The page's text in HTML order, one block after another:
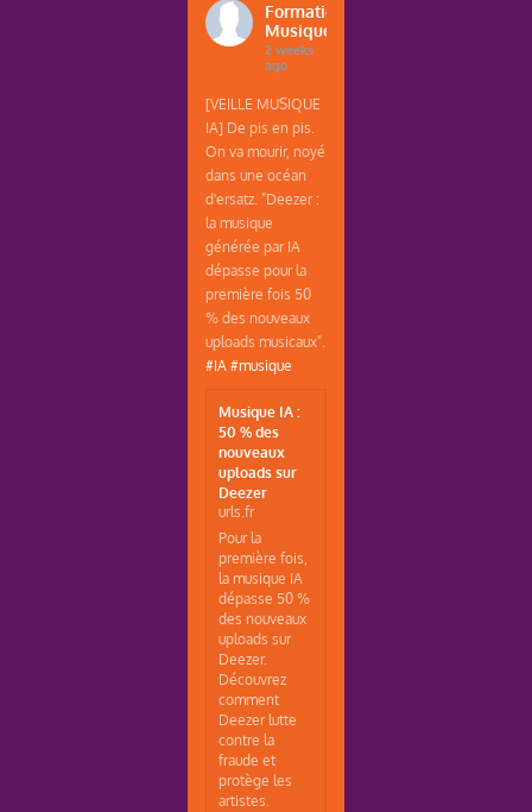
Formations
Musique
2 weeks
ago
[VEILLE MUSIQUE
IA] De pis en pis.
On va mourir, noyé
dans une océan
d'ersatz. "Deezer :
la musique
générée par IA
dépasse pour la
première fois 50
% des nouveaux
uploads musicaux".
#IA#musique
Musique IA :
50 % des
nouveaux
uploads sur
Deezer
urls.fr
Pour la
première fois,
la musique IA
dépasse 50 %
des nouveaux
uploads sur
Deezer.
Découvrez
comment
Deezer lutte
contre la
fraude et
protège les
artistes.